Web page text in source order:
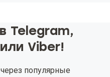
в Telegram,
Viber!
популярные